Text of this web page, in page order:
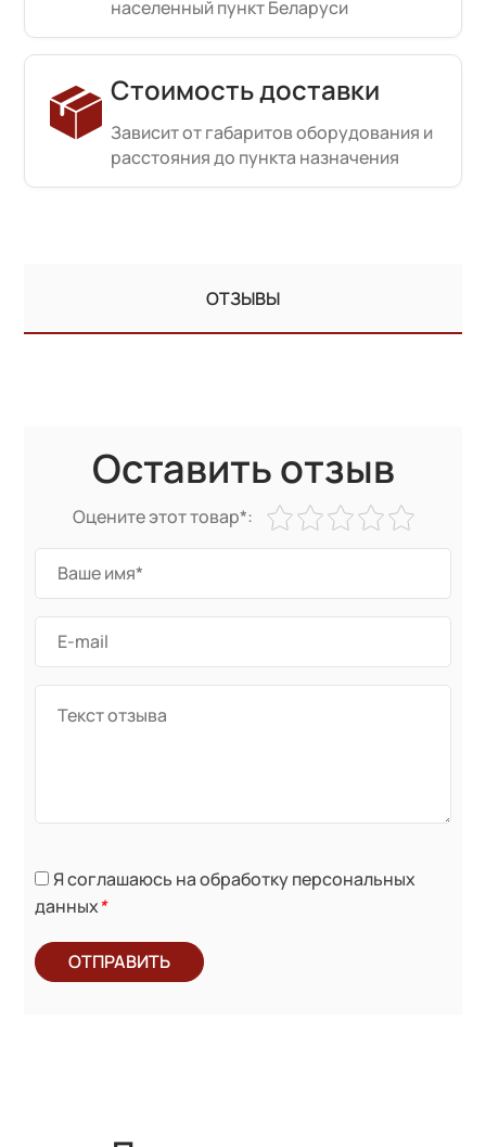
населенный пункт Беларуси
Стоимость доставки
Зависит от габаритов оборудования и
расстояния до пункта назначения
ОТЗЫВЫ
Оставить отзыв
Оцените этот товар*:
Я соглашаюсь на обработку персональных
данных*
ОТПРАВИТЬ